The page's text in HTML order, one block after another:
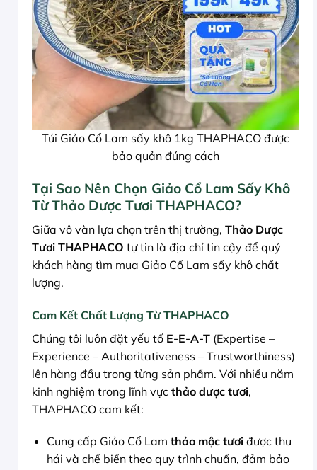
Túi Giảo Cổ Lam sấy khô 1kg THAPHACO được
bảo quản đúng cách
Tại Sao Nên Chọn Giảo Cổ Lam Sấy Khô
Từ Thảo Dược Tươi THAPHACO?
Giữa vô vàn lựa chọn trên thị trường, Thảo Dược
Tươi THAPHACO tự tin là địa chỉ tin cậy để quý
khách hàng tìm mua Giảo Cổ Lam sấy khô chất
lượng.
Cam Kết Chất Lượng Từ THAPHACO
Chúng tôi luôn đặt yếu tố E-E-A-T (Expertise –
Experience – Authoritativeness – Trustworthiness)
lên hàng đầu trong từng sản phẩm. Với nhiều năm
kinh nghiệm trong lĩnh vực thảo dược tươi,
THAPHACO cam kết:
Cung cấp Giảo Cổ Lam thảo mộc tươiđược thu
hái và chế biến theo quy trình chuẩn, đảm bảo